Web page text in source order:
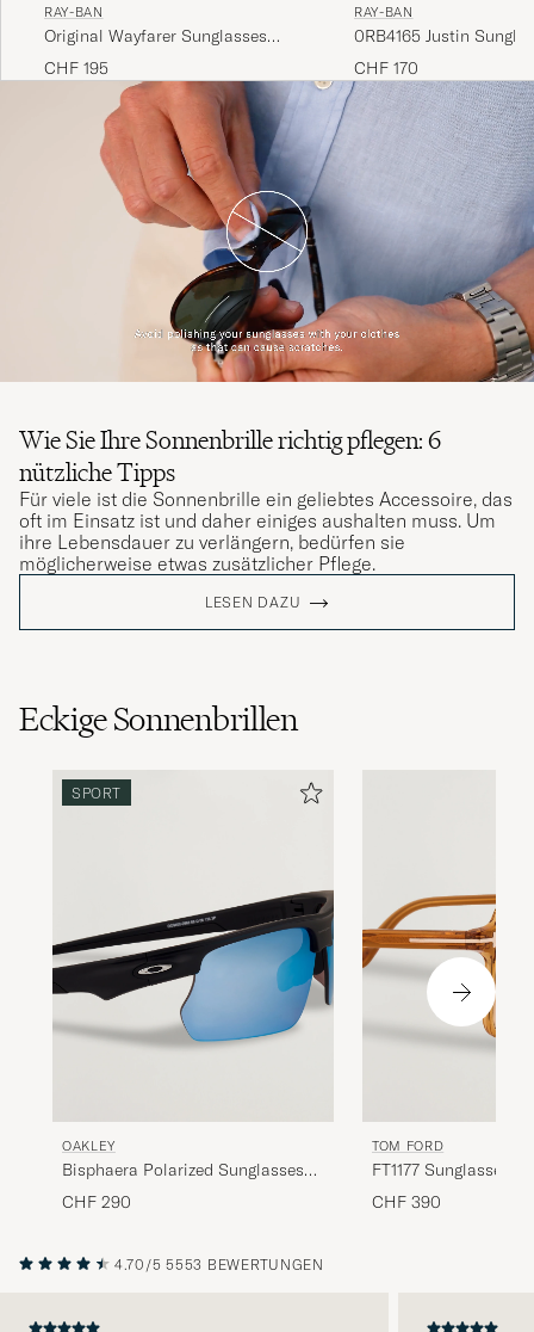
RAY-BAN
Original Wayfarer Sunglasses
Black/Crystal Green
CHF 195
RAY-BAN
0RB4165 Justin
Black
CHF 170
Wie Sie Ihre Sonnenbrille richtig pflegen: 6
nützliche Tipps
Für viele ist die Sonnenbrille ein geliebtes Accessoire, das
oft im Einsatz ist und daher einiges aushalten muss. Um
ihre Lebensdauer zu verlängern, bedürfen sie
möglicherweise etwas zusätzlicher Pflege.
LESEN DAZU
Eckige Sonnenbrillen
SPORT
OAKLEY
Bisphaera Polarized Sunglasses
Matte Black
CHF 290
TOM FORD
FT1177 Sunglasses
CHF 390
4.70/5 5553 BEWERTUNGEN